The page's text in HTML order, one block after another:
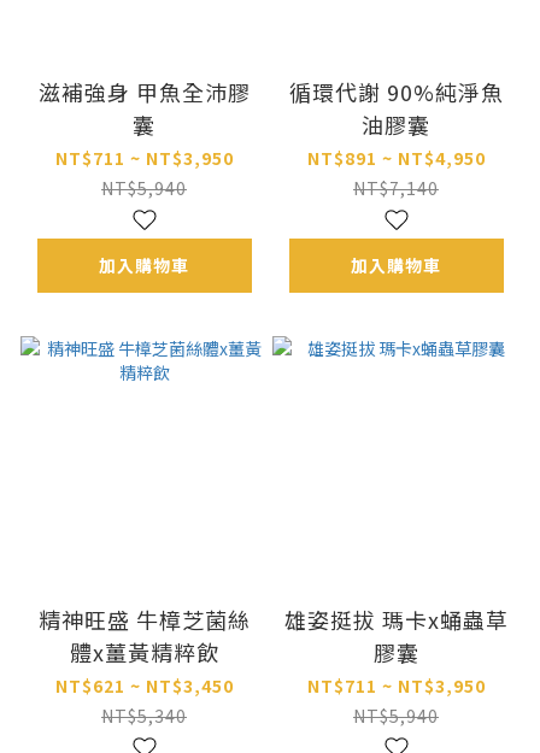
滋補強身 甲魚全沛膠
囊
NT$711 ~ NT$3,950
NT$5,940
加入購物車
循環代謝 90%純淨魚
油膠囊
NT$891 ~ NT$4,950
NT$7,140
加入購物車
精神旺盛 牛樟芝菌絲
體x薑黃精粹飲
NT$621 ~ NT$3,450
NT$5,340
雄姿挺拔 瑪卡x蛹蟲草
膠囊
NT$711 ~ NT$3,950
NT$5,940